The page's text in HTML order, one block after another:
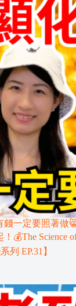
錢一定要照著做
💰The Science
列 EP.31】